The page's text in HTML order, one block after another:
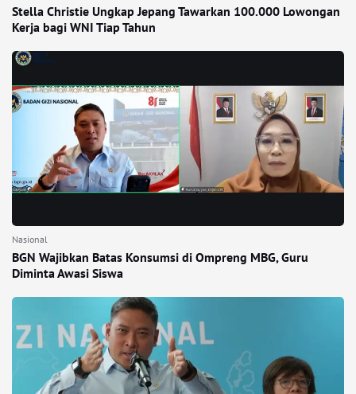
Stella Christie Ungkap Jepang Tawarkan 100.000 Lowongan
Kerja bagi WNI Tiap Tahun
Nasional
BGN Wajibkan Batas Konsumsi di Ompreng MBG, Guru
Diminta Awasi Siswa